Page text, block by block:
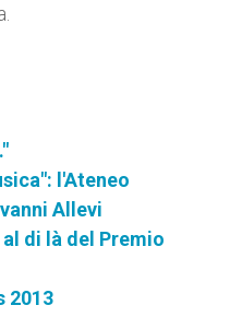
l'Ateneo
Allevi
di là del Premio
2013